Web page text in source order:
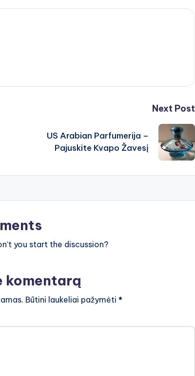
Next Post
US Arabian Parfumerija –
Pajuskite Kvapo Žavesį
you start the discussion?
komentarą
Būtini laukeliai pažymėti *